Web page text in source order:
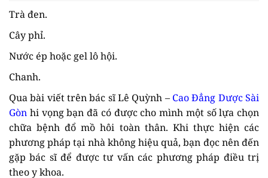
Trà đen.
Cây phỉ.
Nước ép hoặc gel lô hội.
Chanh.
Qua bài viết trên bác sĩ Lê Quỳnh – Cao Đẳng Dược Sài
Gòn hi vọng bạn đã có được cho mình một số lựa chọn
chữa bệnh đổ mồ hôi toàn thân. Khi thực hiện các
phương pháp tại nhà không hiệu quả, bạn đọc nên đến
gặp bác sĩ để được tư vấn các phương pháp điều trị
theo y khoa.